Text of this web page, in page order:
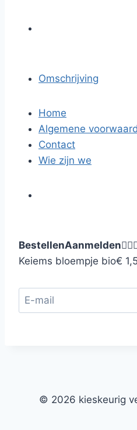
Omschrijving
Home
Algemene
Contact
Wie zijn we
BestellenAanmelden
Keiems bloempje bio€
© 2026 kieskeurig